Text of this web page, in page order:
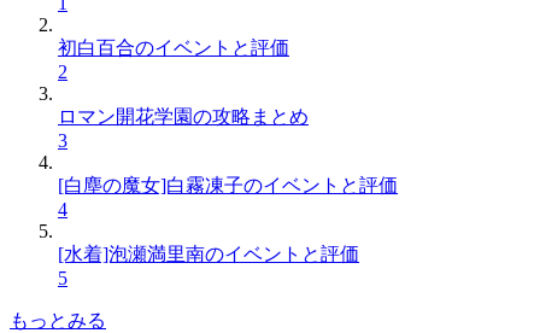
初白百合のイベントと評価
2
ロマン開花学園の攻略まとめ
3
[白塵の魔女]白霧凍子のイベントと評価
4
[水着]泡瀬満里南のイベントと評価
5
もっとみる